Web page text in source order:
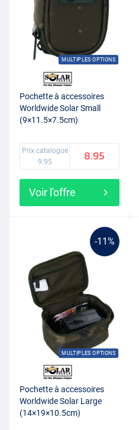
MULTIPLES OPTIONS
Pochette à accessoires
Worldwide Solar Small
(9×11.5×7.5cm)
Prix catalogue
9.95
8.95
Voir l'offre
-11%
MULTIPLES OPTIONS
Pochette à accessoires
Worldwide Solar Large
(14×19×10.5cm)